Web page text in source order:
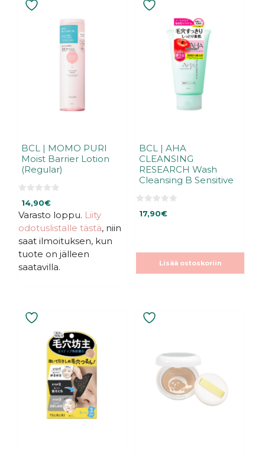
BCL | MOMO PURI
Moist Barrier Lotion
(Regular)
:
s
t
14,90€
Varasto loppu. Liity
odotuslistalle tästä, niin
saat ilmoituksen, kun
tuote on jälleen
saatavilla.
BCL | AHA
CLEANSING
RESEARCH Wash
Cleansing B Sensitive
17,90€
Lisää ostoskoriin